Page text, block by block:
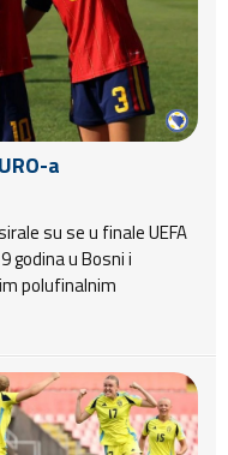
a
su se u finale UEFA
godina u Bosni i
polufinalnim